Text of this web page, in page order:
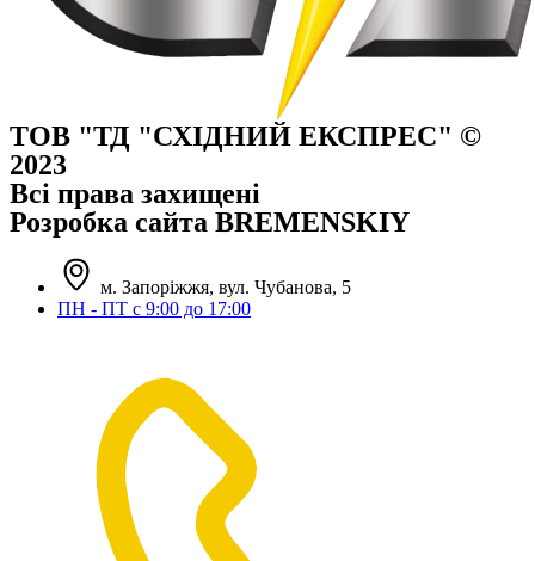
ТОВ "ТД "СХІДНИЙ ЕКСПРЕС" ©
2023
Всі права захищені
Розробка сайта BREMENSKIY
м. Запоріжжя, вул. Чубанова, 5
ПН - ПТ с 9:00 до 17:00